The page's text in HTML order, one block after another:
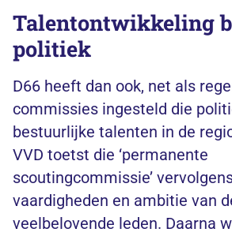
Talentontwikkeling
politiek
D66 heeft dan ook, net als
commissies ingesteld die
bestuurlijke talenten in de
VVD toetst die ‘permanente
scoutingcommissie’
vaardigheden en ambitie van
veelbelovende leden. Daarna